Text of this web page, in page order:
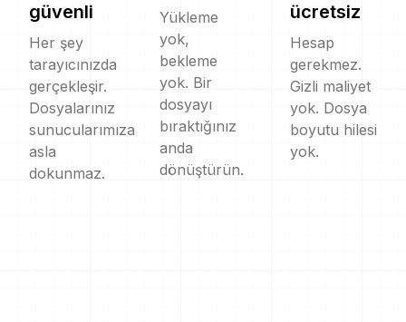
güvenli
Her şey
tarayıcınızda
gerçekleşir.
Dosyalarınız
sunucularımıza
asla
dokunmaz.
Yükleme
yok,
bekleme
yok. Bir
dosyayı
bıraktığınız
anda
dönüştürün.
ücretsiz
Hesap
gerekmez.
Gizli maliyet
yok. Dosya
boyutu hilesi
yok.